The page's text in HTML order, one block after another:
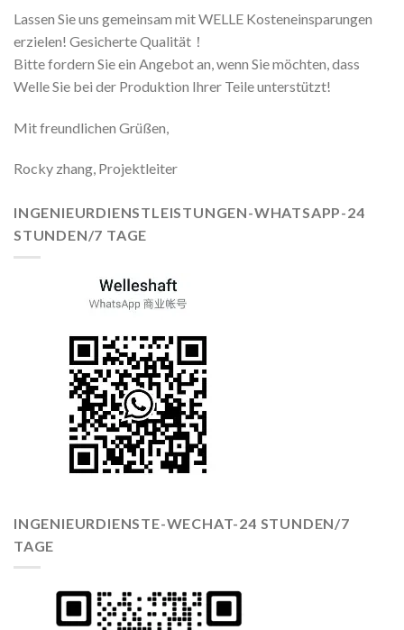
Lassen Sie uns gemeinsam mit WELLE Kosteneinsparungen
erzielen! Gesicherte Qualität！
Bitte fordern Sie ein Angebot an, wenn Sie möchten, dass
Welle Sie bei der Produktion Ihrer Teile unterstützt!
Mit freundlichen Grüßen,
Rocky zhang, Projektleiter
INGENIEURDIENSTLEISTUNGEN-WHATSAPP-24
STUNDEN/7 TAGE
INGENIEURDIENSTE-WECHAT-24 STUNDEN/7
TAGE